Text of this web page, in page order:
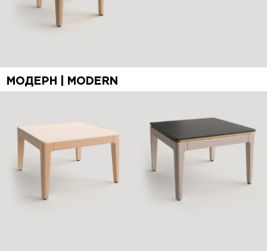
МОДЕРН | MODERN